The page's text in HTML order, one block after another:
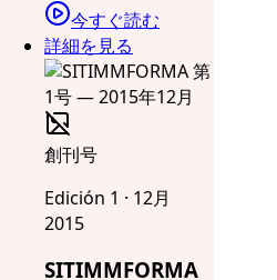
今すぐ読む
詳細を見る
創刊号
Edición 1 · 12月
2015
SITIMMFORMA